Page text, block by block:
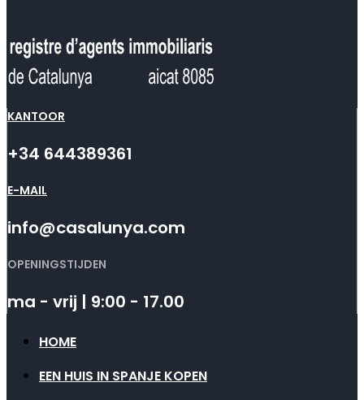
KANTOOR
+34 644389361
E-MAIL
info@casalunya.com
OPENINGSTIJDEN
ma - vrij | 9:00 - 17.00
HOME
EEN HUIS IN SPANJE KOPEN